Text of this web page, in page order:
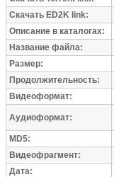
Скачать ED2K link:
Описание в каталогах:
Название файла:
Размер:
Продолжительность:
Видеоформат:
Аудиоформат:
MD5:
Видеофрагмент:
Дата: